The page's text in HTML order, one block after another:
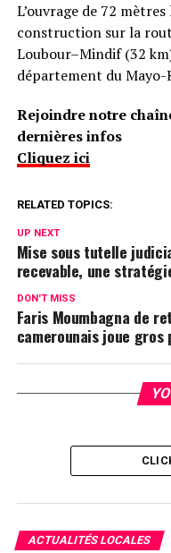
L’ouvrage de 72
construction sur la
Loubour–Mindif (32
département du
Rejoindre notre
dernières infos
Cliquez ici
RELATED TOPICS:
UP NEXT
Mise sous tutelle
recevable, une
DON'T MISS
Faris Moumbagna de
camerounais joue gros
ACTUALITÉS LOCALES